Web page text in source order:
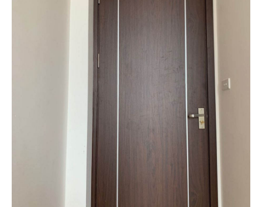
Cửa nhựa composite sơn PU
Kinh nghiệm chọn cửa nhựa Composite phù hợp cho
Các yếu tố ảnh hưởng đến giá cửa nhựa Composite